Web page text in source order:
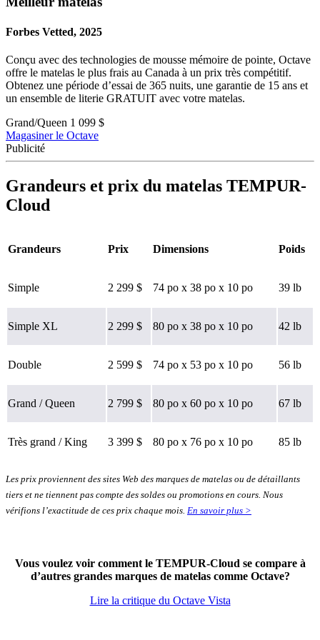
?
Déterminé en mesurant l’impact d’un ballon lesté sur le matelas.
Une isolation des mouvements moyenne ou bonne obtiendra une
Type
Mousse mémoire
Frais de livraison
Gratuite
Forbes Vetted, 2025
Conçu avec des technologies de mousse mémoire de pointe, Octave
offre le matelas le plus frais au Canada à un prix très compétitif.
Obtenez une période d’essai de 365 nuits, une garantie de 15 ans et
un ensemble de literie GRATUIT avec votre matelas.
Grand/Queen 1 099 $
Magasiner le Octave
Publicité
Grandeurs et prix du matelas TEMPUR-
Cloud
Grandeurs Prix Dimensions Poids
Simple 2 299 $ 74 po x 38 po x 10 po 39 lb
Simple XL 2 299 $ 80 po x 38 po x 10 po 42 lb
Double 2 599 $ 74 po x 53 po x 10 po 56 lb
Grand / Queen 2 799 $ 80 po x 60 po x 10 po 67 lb
Très grand / King 3 399 $ 80 po x 76 po x 10 po 85 lb
Les prix proviennent des sites Web des marques de matelas ou de détaillants
tiers et ne tiennent pas compte des soldes ou promotions en cours. Nous
vérifions l’exactitude de ces prix chaque mois. En savoir plus >
Vous voulez voir comment le TEMPUR-Cloud se compare à
d’autres grandes marques de matelas comme Octave?
Lire la critique du Octave Vista